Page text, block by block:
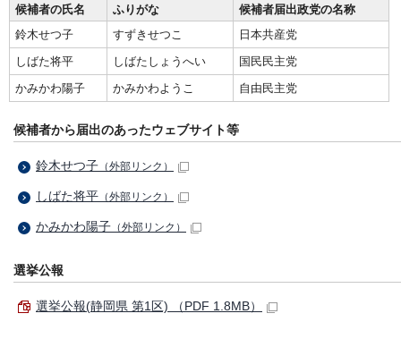
候補者の氏名
ふりがな
候補者届出政党の名称
鈴木せつ子
すずきせつこ
日本共産党
しばた将平
しばたしょうへい
国民民主党
かみかわ陽子
かみかわようこ 自由民主党
候補者から届出のあったウェブサイト等
鈴木せつ子 （外部リンク）
しばた将平 （外部リンク）
かみかわ陽子 （外部リンク）
選挙公報
選挙公報(静岡県 第1区) （PDF 1.8MB）